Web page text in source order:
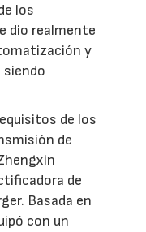
los
dio realmente
y
siendo
de los
de
de
Basada en
con un